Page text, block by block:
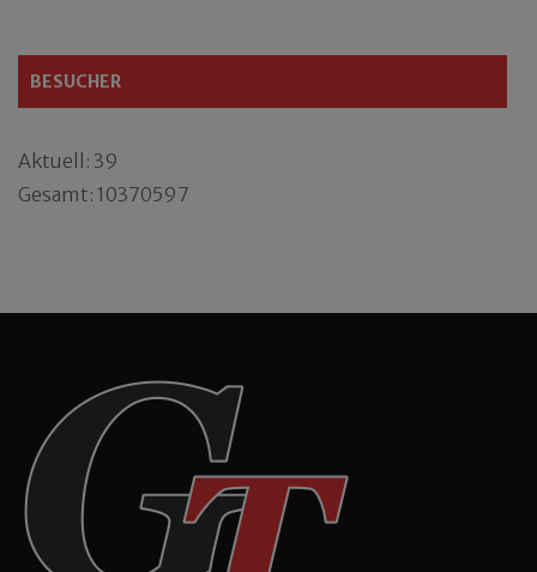
BESUCHER
Aktuell: 39
Gesamt: 10370597